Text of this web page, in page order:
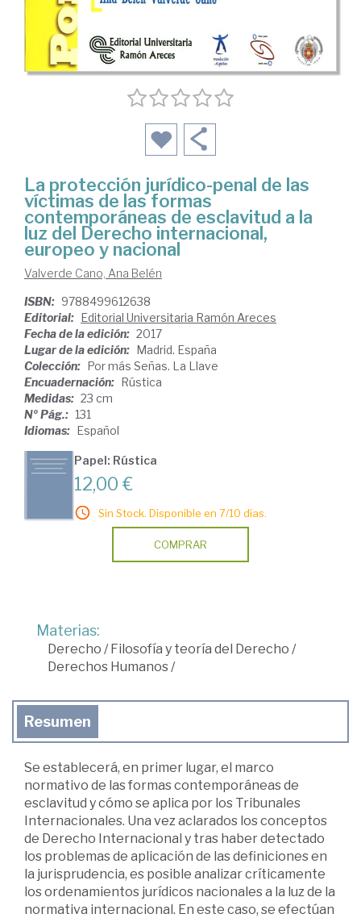
La protección jurídico-penal de las
víctimas de las formas
contemporáneas de esclavitud a la
luz del Derecho internacional,
europeo y nacional
Valverde Cano, Ana Belén
ISBN: 9788499612638
Editorial: Editorial Universitaria Ramón Areces
Fecha de la edición: 2017
Lugar de la edición: Madrid. España
Colección: Por más Señas. La Llave
Encuadernación: Rústica
Medidas: 23 cm
Nº Pág.: 131
Idiomas: Español
Papel: Rústica
12,00 €
Sin Stock. Disponible en 7/10 días.
COMPRAR
Materias:
Derecho /Filosofía y teoría del Derecho /
Derechos Humanos/
Resumen
Se establecerá, en primer lugar, el marco
normativo de las formas contemporáneas de
esclavitud y cómo se aplica por los Tribunales
Internacionales. Una vez aclarados los conceptos
de Derecho Internacional y tras haber detectado
los problemas de aplicación de las definiciones en
la jurisprudencia, es posible analizar críticamente
los ordenamientos jurídicos nacionales a la luz de la
normativa internacional. En este caso, se efectúan